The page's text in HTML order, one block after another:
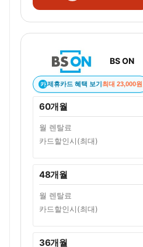
BS ON
카 제휴카드 혜택 보기최대 23,000원
60개월
월 렌탈료
카드할인시(최대)
48개월
월 렌탈료
카드할인시(최대)
36개월